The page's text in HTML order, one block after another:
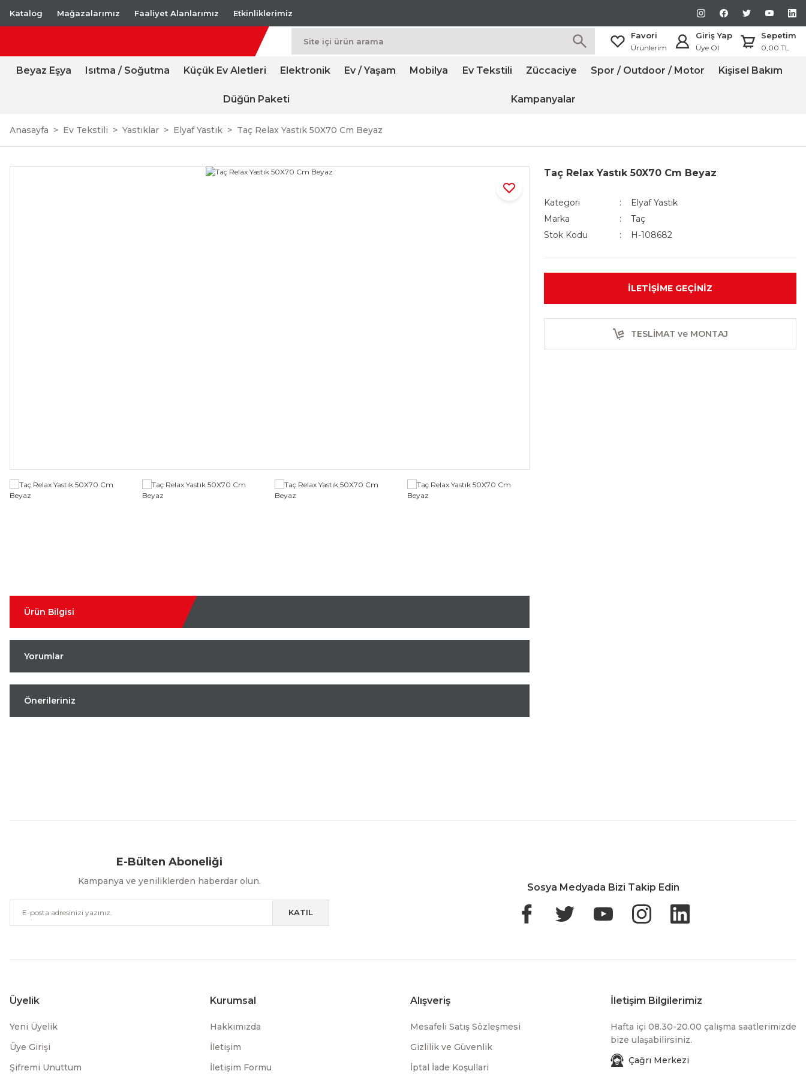
Katalog Mağazalarımız Faaliyet Alanlarımız Etkinliklerimiz
Favori
Ürünlerim
Giriş Yap
Üye Ol
Sepetim
0,00 TL
Beyaz Eşya Isıtma / Soğutma Küçük Ev Aletleri Elektronik Ev / Yaşam Mobilya Ev Tekstili Züccaciye Spor / Outdoor / Motor Kişisel Bakım
Düğün Paketi Kampanyalar
Anasayfa Ev Tekstili Yastıklar Elyaf Yastık Taç Relax Yastık 50X70 Cm Beyaz
Ürün Bilgisi
Yorumlar
Önerileriniz
Taç Relax Yastık 50X70 Cm Beyaz
Kategori
Elyaf Yastık
Marka
Taç
Stok Kodu
H-108682
İLETIŞIME GEÇINIZ
TESLİMAT ve MONTAJ
E-Bülten Aboneliği
Kampanya ve yeniliklerden haberdar olun.
KATIL
Sosya Medyada Bizi Takip Edin
Üyelik
Yeni Üyelik
Üye Girişi
Şifremi Unuttum
Kurumsal
Hakkımızda
İletişim
İletişim Formu
Alışveriş
Mesafeli Satış Sözleşmesi
Gizlilik ve Güvenlik
İptal İade Koşullari
İletişim Bilgilerimiz
Hafta içi 08.30-20.00 çalışma saatlerimizde
bize ulaşabilirsiniz.
Çağrı Merkezi